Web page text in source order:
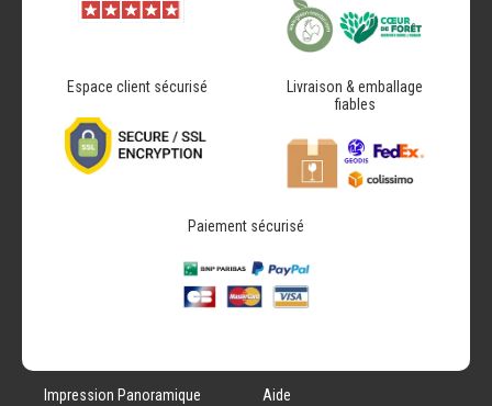
Espace client sécurisé
Livraison & emballage
fiables
Paiement sécurisé
Impression Panoramique Aide